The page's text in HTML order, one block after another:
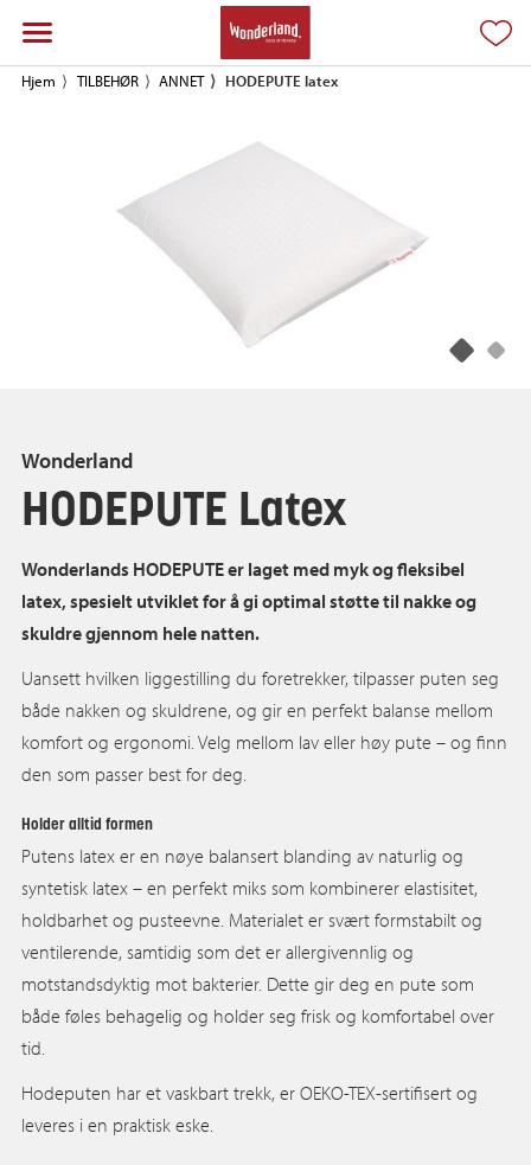
Hjem TILBEHØR ANNET HODEPUTE latex
Wonderland
HODEPUTE Latex
Wonderlands HODEPUTE er laget med myk og fleksibel
latex, spesielt utviklet for å gi optimal støtte til nakke og
skuldre gjennom hele natten.
Uansett hvilken liggestilling du foretrekker, tilpasser puten seg
både nakken og skuldrene, og gir en perfekt balanse mellom
komfort og ergonomi. Velg mellom lav eller høy pute – og finn
den som passer best for deg.
Holder alltid formen
Putens latex er en nøye balansert blanding av naturlig og
syntetisk latex – en perfekt miks som kombinerer elastisitet,
holdbarhet og pusteevne. Materialet er svært formstabilt og
ventilerende, samtidig som det er allergivennlig og
motstandsdyktig mot bakterier. Dette gir deg en pute som
både føles behagelig og holder seg frisk og komfortabel over
tid.
Hodeputen har et vaskbart trekk, er OEKO-TEX-sertifisert og
leveres i en praktisk eske.